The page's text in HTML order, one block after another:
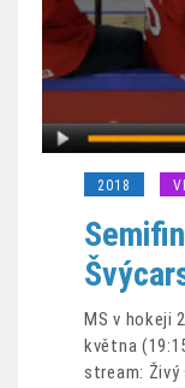
2018
MS v hokeji
května
stream: Živý